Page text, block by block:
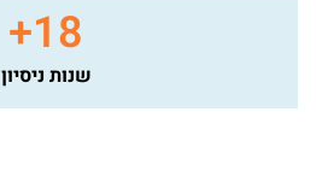
18
+
שנות ניסיון